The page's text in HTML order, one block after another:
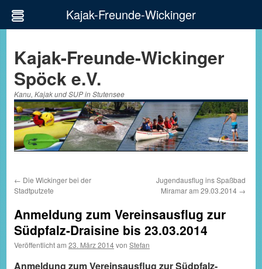
springen
Kajak-Freunde-Wickinger
Spöck e.V.
Kanu, Kajak und SUP in Stutensee
← Die Wickinger bei der
Stadtputzete
Jugendausflug ins Spaßbad
Miramar am 29.03.2014 →
Anmeldung zum Vereinsausflug zur
Südpfalz-Draisine bis 23.03.2014
Veröffentlicht am 23. März 2014von Stefan
Anmeldung zum Vereinsausflug zur Südpfalz-
Kajak-Freunde-Wickinger